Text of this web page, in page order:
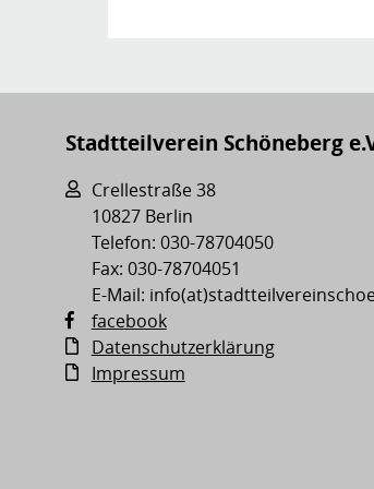
Stadtteilverein Schöneberg
Crellestraße 38
10827 Berlin
Telefon: 030-78704050
Fax: 030-78704051
E-Mail:
facebook
Datenschutzerklärung
Impressum